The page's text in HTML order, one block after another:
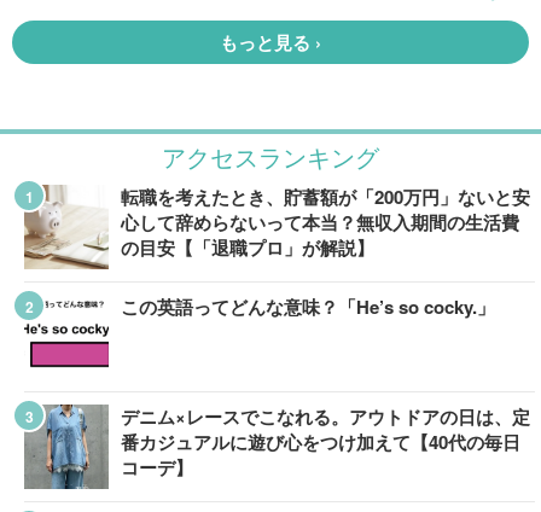
アクセスランキング
転職を考えたとき、貯蓄額が「200万円」ないと安
心して辞めらないって本当？無収入期間の生活費
の目安【「退職プロ」が解説】
この英語ってどんな意味？「He’s so cocky.」
デニム×レースでこなれる。アウトドアの日は、定
番カジュアルに遊び心をつけ加えて【40代の毎日
コーデ】